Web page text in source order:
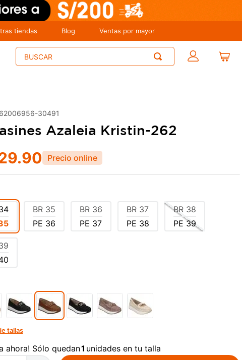
tiendas Blog Ventas por mayor
Buscar
30491
Azaleia Kristin-262
.90
BR 35
PE 36
BR 36
PE 37
BR 37
PE 38
BR 38
PE 39
tallas
ahora! Sólo quedan1 unidades en tu talla